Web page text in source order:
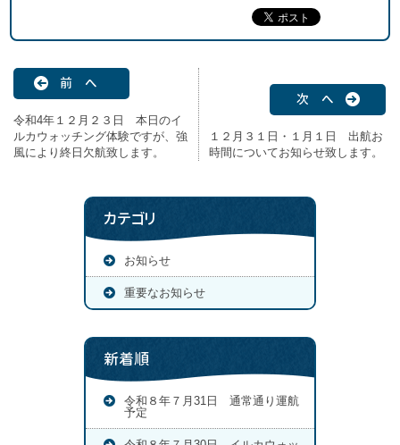
前 へ
令和4年１２月２３日 本日のイ
ルカウォッチング体験ですが、強
風により終日欠航致します。
次 へ
１２月３１日・１月１日 出航お
時間についてお知らせ致します。
カテゴリ
お知らせ
重要なお知らせ
新着順
令和８年７月31日 通常通り運航
予定